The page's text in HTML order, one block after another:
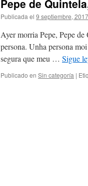
Pepe de
Publicada el 9 septiembre, 2017
Ayer morria Pepe, Pepe
persona. Unha persona
segura que meu … Sigue
Publicado en Sin categoría |